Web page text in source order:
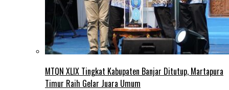
MTQN XLIX Tingkat Kabupaten Banjar Ditutup, Martapura
Timur Raih Gelar Juara Umum